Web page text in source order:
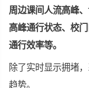
周边课间人流高峰
高峰通行状态、校
通行效率等。
除了实时显示拥堵
趋势。